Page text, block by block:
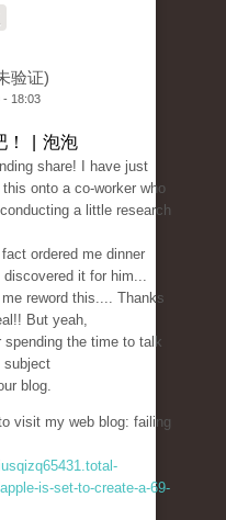
验证)
- 18:03
！ | 泡泡
share! I have just
this onto a co-worker who
a little research
ordered me dinner
discovered it for him...
reword this.... Thanks
But yeah,
spending the time to talk
subject
blog.
visit my web blog: failing
is-set-to-create-a-69-